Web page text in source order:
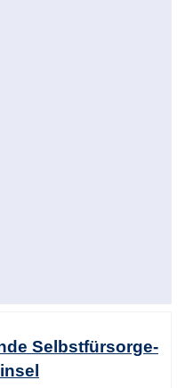
Selbstfürsorge-